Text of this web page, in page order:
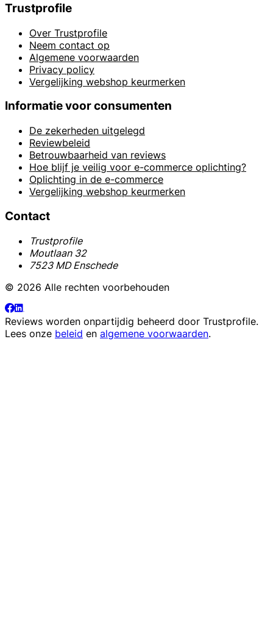
Trustprofile
Over Trustprofile
Neem contact op
Algemene voorwaarden
Privacy policy
Vergelijking webshop keurmerken
Informatie voor consumenten
De zekerheden uitgelegd
Reviewbeleid
Betrouwbaarheid van reviews
Hoe blijf je veilig voor e-commerce oplichting?
Oplichting in de e-commerce
Vergelijking webshop keurmerken
Contact
Trustprofile
Moutlaan 32
7523 MD Enschede
© 2026 Alle rechten voorbehouden
Reviews worden onpartijdig beheerd door Trustprofile.
Lees onze beleid en algemene voorwaarden.